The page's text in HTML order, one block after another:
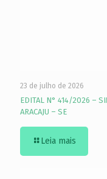
23 de julho de 2026
EDITAL N° 414/2026 –
ARACAJU – SE
Leia mais